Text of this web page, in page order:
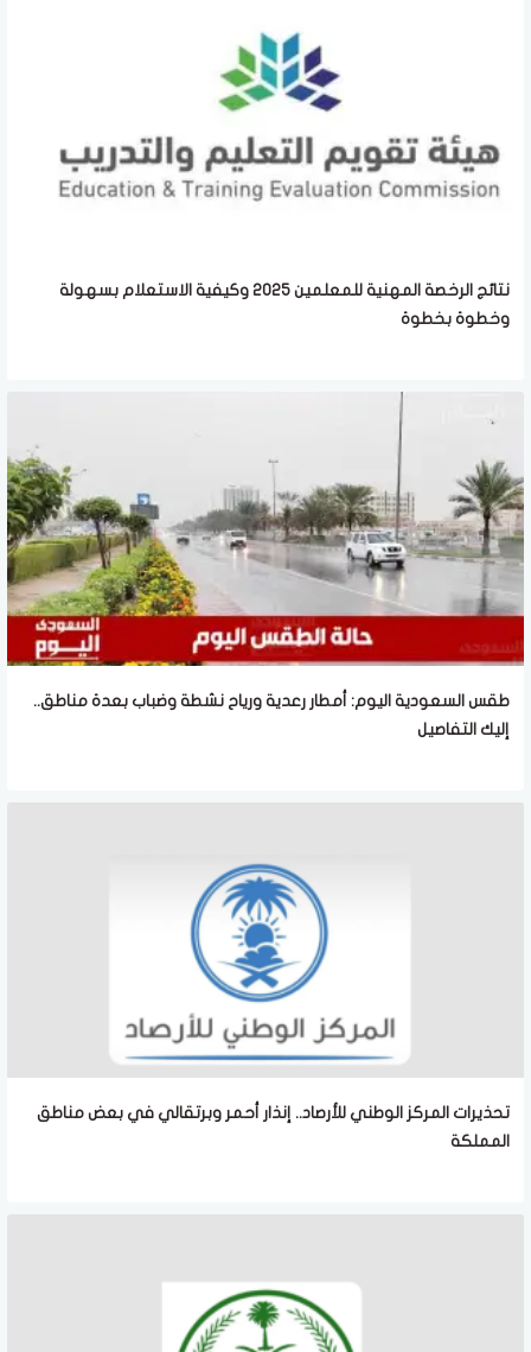
نتائج الرخصة المهنية للمعلمين 2025 وكيفية الاستعلام بسهولة
وخطوة بخطوة
طقس السعودية اليوم: أمطار رعدية ورياح نشطة وضباب بعدة مناطق..
إليك التفاصيل
تحذيرات المركز الوطني للأرصاد.. إنذار أحمر وبرتقالي في بعض مناطق
المملكة